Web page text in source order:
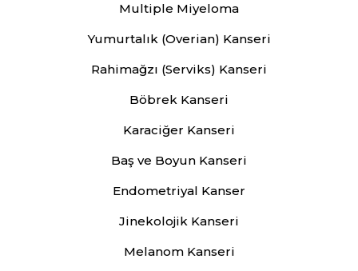
Multiple Miyeloma
Yumurtalık (Overian) Kanseri
Rahimağzı (Serviks) Kanseri
Böbrek Kanseri
Karaciğer Kanseri
Baş ve Boyun Kanseri
Endometriyal Kanser
Jinekolojik Kanseri
Melanom Kanseri